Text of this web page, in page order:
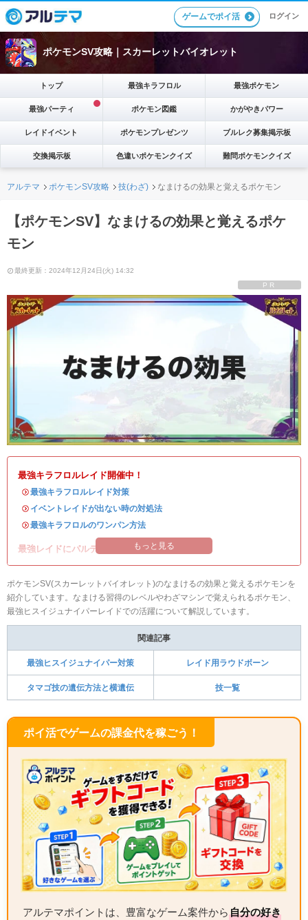
ゲームでポイ活 ログイン
ポケモンSV攻略｜スカーレットバイオレット
トップ 最強キラフロル 最強ポケモン
最強パーティ ポケモン図鑑 かがやきパワー
レイドイベント ポケモンプレゼンツ ブルレク募集掲示板
交換掲示板 色違いポケモンクイズ 難問ポケモンクイズ
アルテマ ポケモンSV攻略 技(わざ) なまけるの効果と覚えるポケモン
【ポケモンSV】なまけるの効果と覚えるポケ
モン
最終更新：2024年12月24日(火) 14:32
PR
最強キラフロルレイド開催中！
・最強キラフロルレイド対策
・ イベントレイドが出ない時の対処法
・最強キラフロルのワンパン方法
最強レイドにパルデアの強力なポケモンが登場！
もっと見る
ポケモンSV(スカーレットバイオレット)のなまけるの効果と覚えるポケモンを
紹介しています。なまける習得のレベルやわざマシンで覚えられるポケモン、
最強ヒスイジュナイパーレイドでの活躍について解説しています。
関連記事
最強ヒスイジュナイパー対策 レイド用ラウドボーン
タマゴ技の遺伝方法と横遺伝 技一覧
ポイ活でゲームの課金代を稼ごう！
アルテマポイントは、豊富なゲーム案件から自分の好き